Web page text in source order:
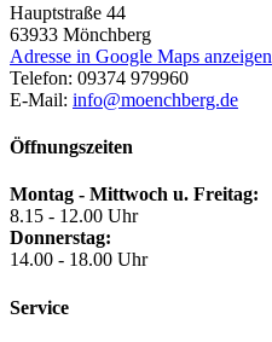
Hauptstraße 44
63933 Mönchberg
Adresse in Google Maps anzeigen
Telefon: 09374 979960
E-Mail: info@moenchberg.de
Öffnungszeiten
Montag - Mittwoch u. Freitag:
8.15 - 12.00 Uhr
Donnerstag:
14.00 - 18.00 Uhr
Service